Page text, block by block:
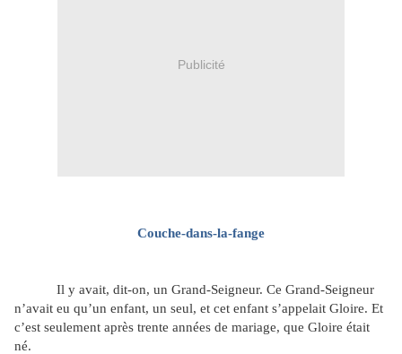
Publicité
Couche-dans-la-fange
Il y avait, dit-on, un Grand-Seigneur. Ce Grand-Seigneur
n’avait eu qu’un enfant, un seul, et cet enfant s’appelait Gloire. Et
c’est seulement après trente années de mariage, que Gloire était
né.